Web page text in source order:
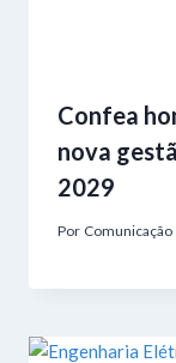
Confea
nova
2029
Por Comunicação